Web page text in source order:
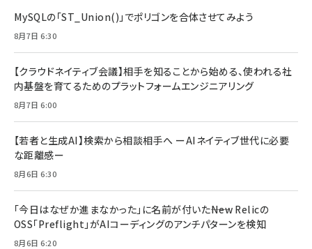
MySQLの「ST_Union()」でポリゴンを合体させてみよう
8月7日 6:30
【クラウドネイティブ会議】相手を知ることから始める、使われる社
内基盤を育てるためのプラットフォームエンジニアリング
8月7日 6:00
【若者と生成AI】検索から相談相手へ ーAIネイティブ世代に必要
な距離感ー
8月6日 6:30
「今日はなぜか進まなかった」に名前が付いた――New Relicの
OSS「Preflight」がAIコーディングのアンチパターンを検知
8月6日 6:20